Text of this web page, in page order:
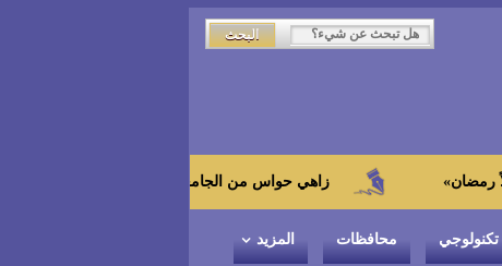
زاهي حواس من الجامعة اليابانية : "توت عنخ آمون" هو بطل المتحف
تكنولوجي محافظات المزيد